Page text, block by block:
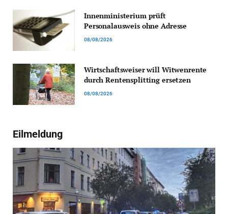
Innenministerium prüft
Personalausweis ohne Adresse
08/08/2026
Wirtschaftsweiser will Witwenrente
durch Rentensplitting ersetzen
08/08/2026
Eilmeldung